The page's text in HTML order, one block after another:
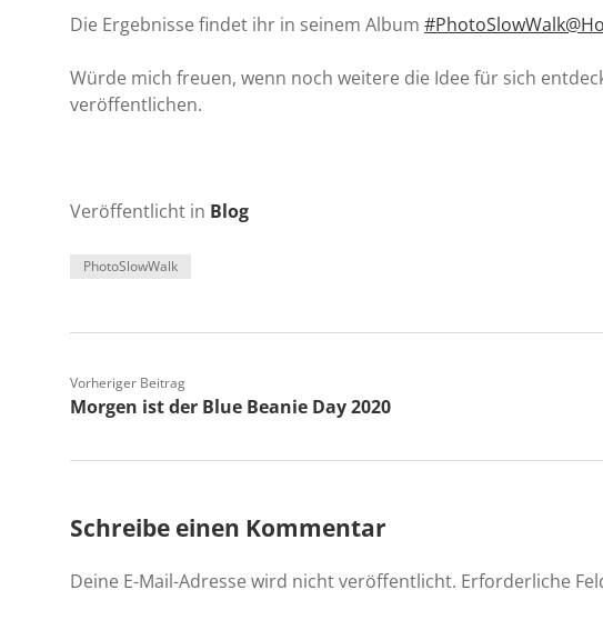
Die Ergebnisse findet ihr in seinem Album
Würde mich freuen, wenn noch weitere die Idee für sich
veröffentlichen.
Veröffentlicht in Blog
PhotoSlowWalk
Vorheriger Beitrag
Morgen ist der Blue Beanie Day 2020
Schreibe einen Kommentar
Deine E-Mail-Adresse wird nicht veröffentlicht. Erforderliche